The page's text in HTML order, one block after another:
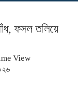
ফসল তলিয়ে
View